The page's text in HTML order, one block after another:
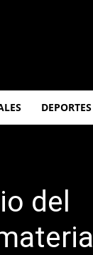
DEPORTES
del